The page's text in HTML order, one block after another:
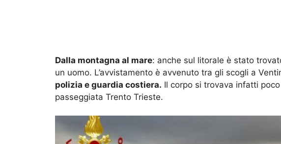
Dalla montagna al mare: anche sul litorale è stato
un uomo. L’avvistamento è avvenuto tra gli scogli a
polizia e guardia costiera. Il corpo si trovava infatti
passeggiata Trento Trieste.